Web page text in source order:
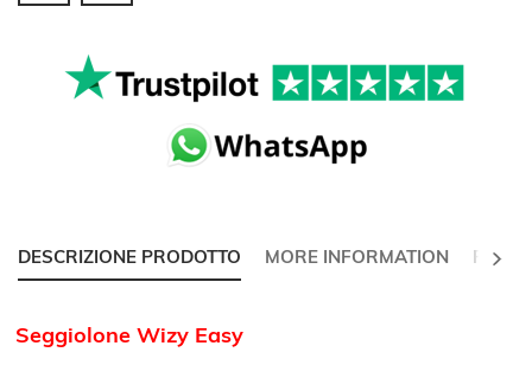
DESCRIZIONE PRODOTTO MORE INFORMATION
Seggiolone Wizy Easy